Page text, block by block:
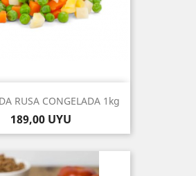
RUSA CONGELADA 1kg
Precio
189,00 UYU